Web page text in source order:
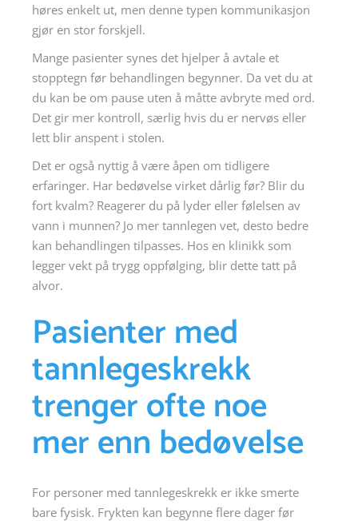
høres enkelt ut, men denne typen kommunikasjon
gjør en stor forskjell.
Mange pasienter synes det hjelper å avtale et
stopptegn før behandlingen begynner. Da vet du at
du kan be om pause uten å måtte avbryte med ord.
Det gir mer kontroll, særlig hvis du er nervøs eller
lett blir anspent i stolen.
Det er også nyttig å være åpen om tidligere
erfaringer. Har bedøvelse virket dårlig før? Blir du
fort kvalm? Reagerer du på lyder eller følelsen av
vann i munnen? Jo mer tannlegen vet, desto bedre
kan behandlingen tilpasses. Hos en klinikk som
legger vekt på trygg oppfølging, blir dette tatt på
alvor.
Pasienter med
tannlegeskrekk
trenger ofte noe
mer enn bedøvelse
For personer med tannlegeskrekk er ikke smerte
bare fysisk. Frykten kan begynne flere dager før